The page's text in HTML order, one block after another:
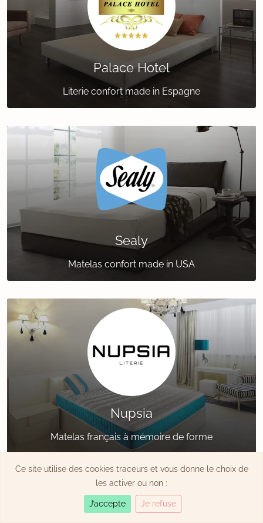
Palace Hotel
Literie confort made in Espagne
Sealy
Matelas confort made in USA
Nupsia
Matelas français à mémoire de forme
Ce site utilise des cookies traceurs et vous donne le choix de
les activer ou non :
J’accepte Je refuse